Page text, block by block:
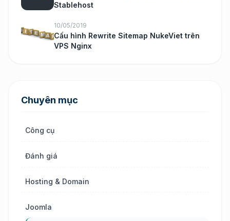
Stablehost
10/05/2019
Cấu hình Rewrite Sitemap NukeViet trên
VPS Nginx
Chuyên mục
Công cụ
Đánh giá
Hosting & Domain
Joomla